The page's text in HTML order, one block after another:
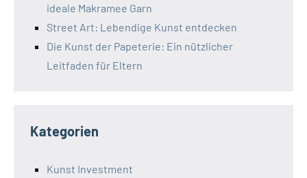
ideale Makramee Garn
Street Art: Lebendige Kunst entdecken
Die Kunst der Papeterie: Ein nützlicher
Leitfaden für Eltern
Kategorien
Kunst Investment